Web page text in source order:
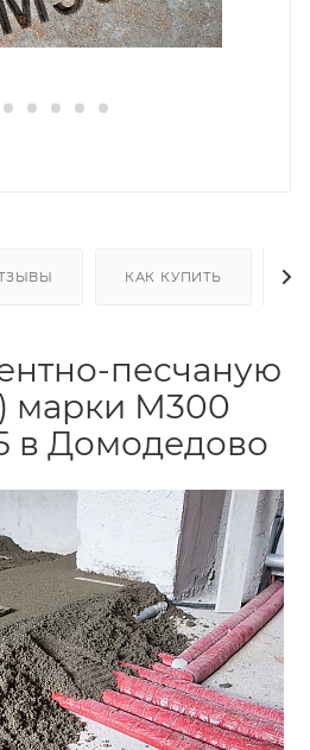
КАК КУПИТЬ
песчаную
марки М300
в Домодедово